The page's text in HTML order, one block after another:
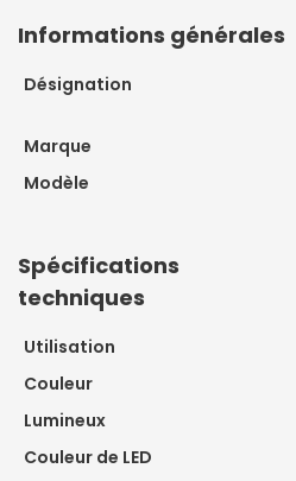
Informations générales
Désignation
Marque
Modèle
Spécifications
techniques
Utilisation
Couleur
Lumineux
Couleur de LED